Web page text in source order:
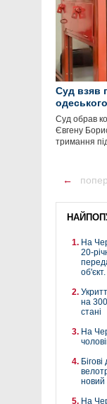
Суд взяв
Суд обрав
Євгену
тримання
←
На
20-
об'єкт.
на
стані
На
новий
На